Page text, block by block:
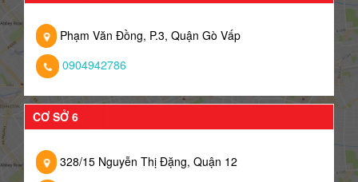
Phạm Văn Đồng, P.3, Quận Gò Vấp
0904942786
CƠ SỞ 6
328/15 Nguyễn Thị Đặng, Quận 12